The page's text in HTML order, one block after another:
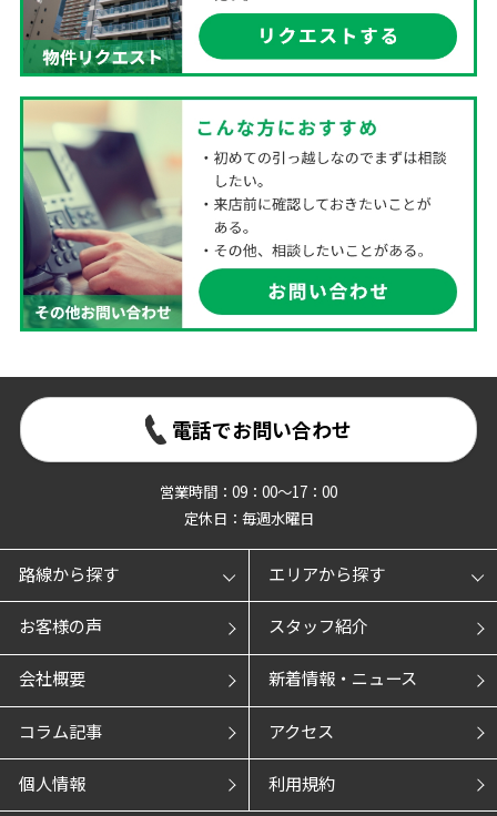
電話でお問い合わせ
営業時間：09：00～17：00
定休日：毎週水曜日
路線から探す エリアから探す
お客様の声 スタッフ紹介
会社概要 新着情報・ニュース
コラム記事 アクセス
個人情報 利用規約